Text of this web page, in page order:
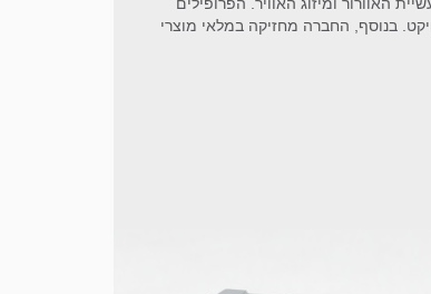
בנוסף, החברה מחזיקה במלאי מוצרי